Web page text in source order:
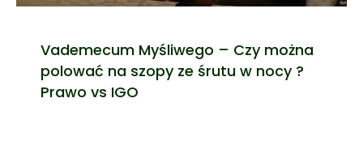
Vademecum Myśliwego – Czy można
polować na szopy ze śrutu w nocy ?
Prawo vs IGO